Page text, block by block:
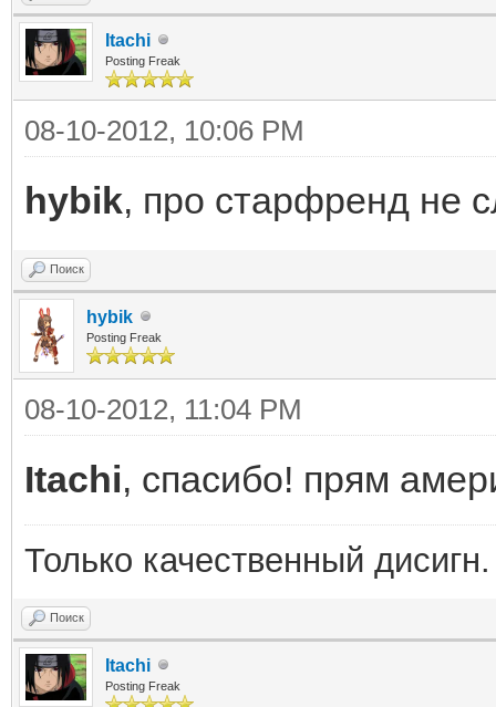
Itachi
Posting Freak
08-10-2012, 10:06 PM
hybik, про старфренд не
Поиск
hybik
Posting Freak
08-10-2012, 11:04 PM
Itachi, спасибо! прям
Только качественный
Поиск
Itachi
Posting Freak